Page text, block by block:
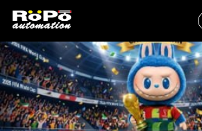
首页>>关于72779cc太阳集团>>荣誉资质
14001-环境管理体系认证证书
2025-12-30